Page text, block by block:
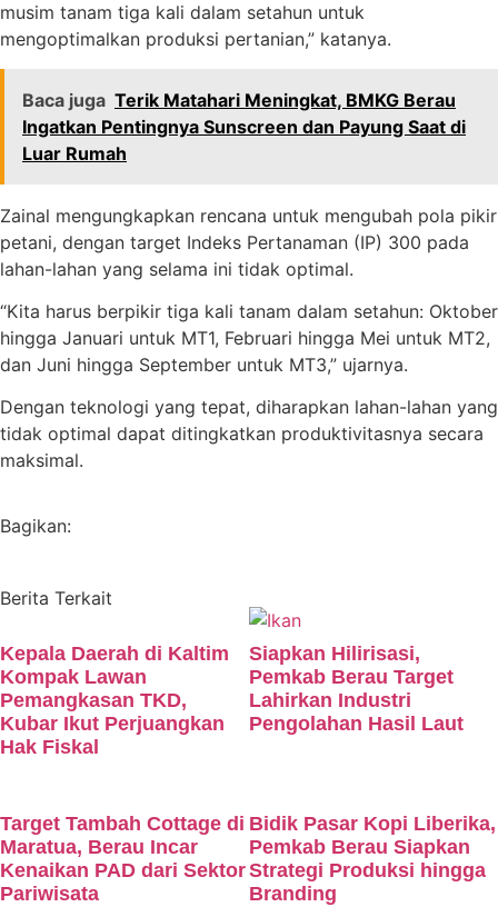
musim tanam tiga kali dalam setahun untuk
mengoptimalkan produksi pertanian,” katanya.
Baca juga Terik Matahari Meningkat, BMKG Berau
Ingatkan Pentingnya Sunscreen dan Payung Saat di
Luar Rumah
Zainal mengungkapkan rencana untuk mengubah pola pikir
petani, dengan target Indeks Pertanaman (IP) 300 pada
lahan-lahan yang selama ini tidak optimal.
“Kita harus berpikir tiga kali tanam dalam setahun: Oktober
hingga Januari untuk MT1, Februari hingga Mei untuk MT2,
dan Juni hingga September untuk MT3,” ujarnya.
Dengan teknologi yang tepat, diharapkan lahan-lahan yang
tidak optimal dapat ditingkatkan produktivitasnya secara
maksimal.
Bagikan:
Berita Terkait
Kepala Daerah di Kaltim
Kompak Lawan
Pemangkasan TKD,
Kubar Ikut Perjuangkan
Hak Fiskal
Siapkan Hilirisasi,
Pemkab Berau Target
Lahirkan Industri
Pengolahan Hasil Laut
Target Tambah Cottage di
Maratua, Berau Incar
Kenaikan PAD dari Sektor
Pariwisata
Bidik Pasar Kopi Liberika,
Pemkab Berau Siapkan
Strategi Produksi hingga
Branding